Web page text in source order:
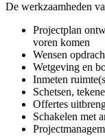
De werkzaamheden
Projectplan
voren komen
Wensen
Wetgeving en
Inmeten
Schetsen,
Offertes
Schakelen met